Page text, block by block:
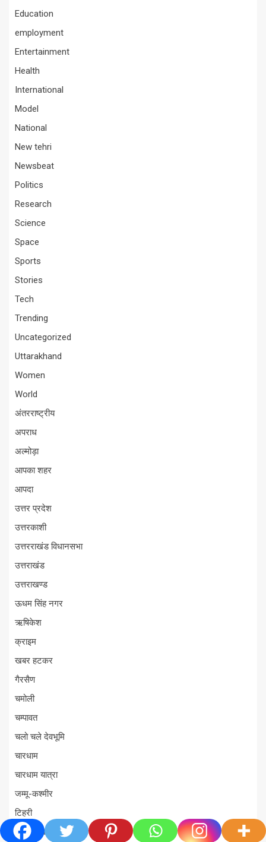
Education
employment
Entertainment
Health
International
Model
National
New tehri
Newsbeat
Politics
Research
Science
Space
Sports
Stories
Tech
Trending
Uncategorized
Uttarakhand
Women
World
अंतरराष्ट्रीय
अपराध
अल्मोड़ा
आपका शहर
आपदा
उत्तर प्रदेश
उत्तरकाशी
उत्तरराखंड विधानसभा
उत्तराखंड
उत्तराखण्ड
ऊधम सिंह नगर
ऋषिकेश
क्राइम
खबर हटकर
गैरसैण
चमोली
चम्पावत
चलो चले देवभूमि
चारधाम
चारधाम यात्रा
जम्मू-कश्मीर
टिहरी
ट्रेंडिंग खबरें